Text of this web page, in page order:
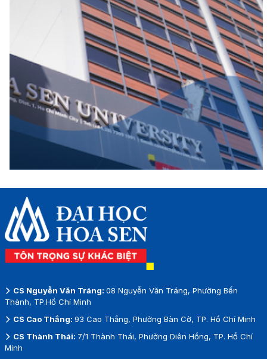
CS Nguyễn Văn Tráng: 08 Nguyễn Văn Tráng, Phường Bến
Thành, TP.Hồ Chí Minh
CS Cao Thắng: 93 Cao Thắng, Phường Bàn Cờ, TP. Hồ Chí Minh
CS Thành Thái: 7/1 Thành Thái, Phường Diên Hồng, TP. Hồ Chí
Minh